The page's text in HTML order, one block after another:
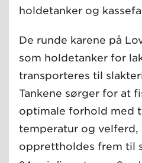
holdetanker og
De runde karene på
som holdetanker for
transporteres til
Tankene sørger for at
optimale forhold med
temperatur og velferd,
opprettholdes frem til